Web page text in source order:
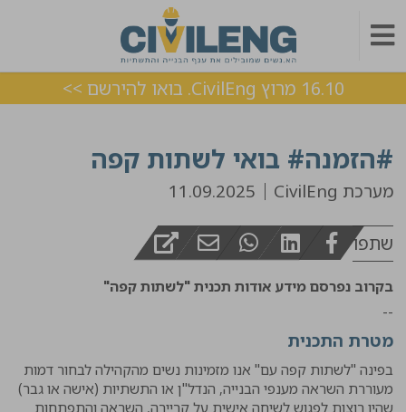
16.10 מרוץ CivilEng. בואו להירשם >>
#הזמנה# בואי לשתות קפה
מערכת CivilEng 11.09.2025
שתפו
בקרוב נפרסם מידע אודות תכנית "לשתות קפה"
--
מטרת התכנית
בפינה "לשתות קפה עם" אנו מזמינות נשים מהקהילה לבחור דמות
מעוררת השראה מענפי הבנייה, הנדל"ן או התשתיות (אישה או גבר)
שהיו רוצות לפגוש לשיחה אישית על קריירה, השראה והתפתחות